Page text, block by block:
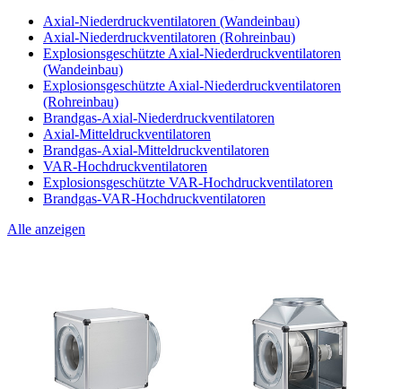
Axial-Niederdruckventilatoren (Wandeinbau)
Axial-Niederdruckventilatoren (Rohreinbau)
Explosionsgeschützte Axial-Niederdruckventilatoren
(Wandeinbau)
Explosionsgeschützte Axial-Niederdruckventilatoren
(Rohreinbau)
Brandgas-Axial-Niederdruckventilatoren
Axial-Mitteldruckventilatoren
Brandgas-Axial-Mitteldruckventilatoren
VAR-Hochdruckventilatoren
Explosionsgeschützte VAR-Hochdruckventilatoren
Brandgas-VAR-Hochdruckventilatoren
Alle anzeigen